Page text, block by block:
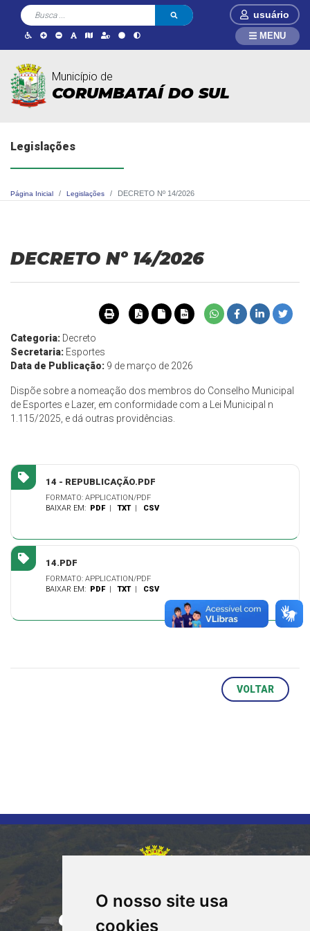
O nosso site usa
cookies
usuário
Município de
CORUMBATAÍ DO SUL
MENU
Legislações
Página Inicial Legislações DECRETO Nº 14/2026
DECRETO Nº 14/2026
Categoria: Decreto
Secretaria: Esportes
Data de Publicação: 9 de março de 2026
Dispõe sobre a nomeação dos membros do Conselho Municipal
de Esportes e Lazer, em conformidade com a Lei Municipal n
1.115/2025, e dá outras providências.
14 - REPUBLICAÇÃO.PDF
FORMATO: APPLICATION/PDF
BAIXAR EM: PDF |TXT | CSV
14.PDF
FORMATO: APPLICATION/PDF
BAIXAR EM: PDF |TXT | CSV
VOLTAR
CORUMBATAÍ DO SUL